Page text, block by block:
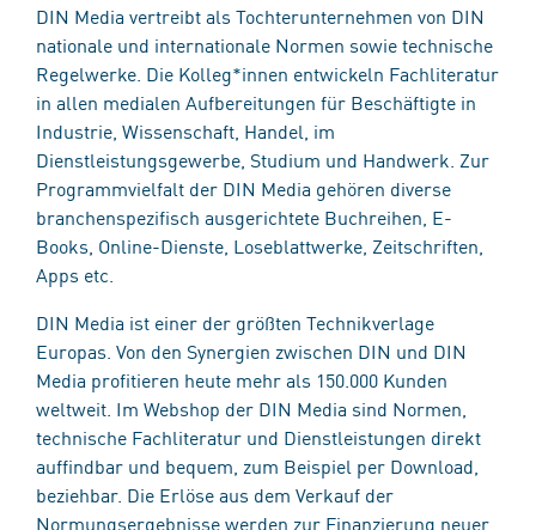
DIN Media vertreibt als Tochterunternehmen von DIN
nationale und internationale Normen sowie technische
Regelwerke. Die Kolleg*innen entwickeln Fachliteratur
in allen medialen Aufbereitungen für Beschäftigte in
Industrie, Wissenschaft, Handel, im
Dienstleistungsgewerbe, Studium und Handwerk. Zur
Programmvielfalt der DIN Media gehören diverse
branchenspezifisch ausgerichtete Buchreihen, E-
Books, Online-Dienste, Loseblattwerke, Zeitschriften,
Apps etc.
DIN Media ist einer der größten Technikverlage
Europas. Von den Synergien zwischen DIN und DIN
Media profitieren heute mehr als 150.000 Kunden
weltweit. Im Webshop der DIN Media sind Normen,
technische Fachliteratur und Dienstleistungen direkt
auffindbar und bequem, zum Beispiel per Download,
beziehbar. Die Erlöse aus dem Verkauf der
Normungsergebnisse werden zur Finanzierung neuer